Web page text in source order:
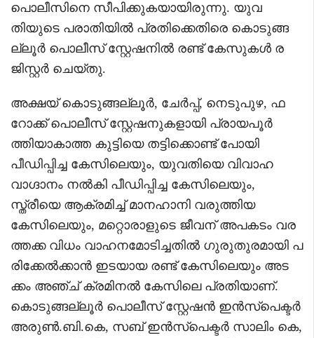
പൊലീസിനെ സീപിക്കുകയായിരുന്നു. യുവ
തിയുടെ പരാതിയിൽ പ്രതിക്കെതിരെ കൊടുങ്ങ
ല്ലൂർ പൊലീസ് സ്റ്റേഷനിൽ രണ്ട് കേസുകൾ ര
ജിസ്റ്റർ ചെയ്തു.
അക്ഷയ് കൊടുങ്ങല്ലൂർ, ചേർപ്പ്, നെടുപുഴ, ഫ
റോക്ക് പൊലീസ് സ്റ്റേഷനുകളായി പ്രായപൂർ
ത്തിയാകാത്ത കുട്ടിയെ തട്ടിക്കൊണ്ട് പോയി
പീഡിപ്പിച്ച കേസിലെയും, യുവതിയെ വിവാഹ
വാഗ്ദാനം നൽകി പീഡിപ്പിച്ച കേസിലെയും,
സ്ത്രീയെ ആക്രമിച്ച് മാനഹാനി വരുത്തിയ
കേസിലെയും, മറ്റൊരാളുടെ ജീവന് അപകടം വര
ത്തക്ക വിധം വാഹനമോടിച്ചതിൽ ഗുരുതുരമായി പ
രിക്കേൽക്കാൻ ഇടയായ രണ്ട് കേസിലെയും അട
ക്കം അഞ്ച് ക്രമിനൽ കേസിലെ പ്രതിയാണ്.
കൊടുങ്ങല്ലൂർ പൊലീസ് സ്റ്റേഷൻ ഇൻസ്പെക്ടർ
അരുൺ.ബി.കെ, സബ് ഇൻസ്പെക്ടർ സാലിം കെ,